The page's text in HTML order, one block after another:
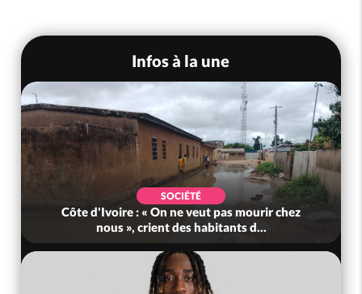
Infos à la une
SOCIÉTÉ
Côte d'Ivoire : « On ne veut pas mourir chez
nous », crient des habitants d...